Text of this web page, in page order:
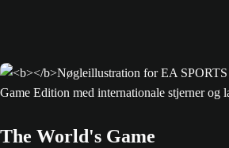
The World's Game